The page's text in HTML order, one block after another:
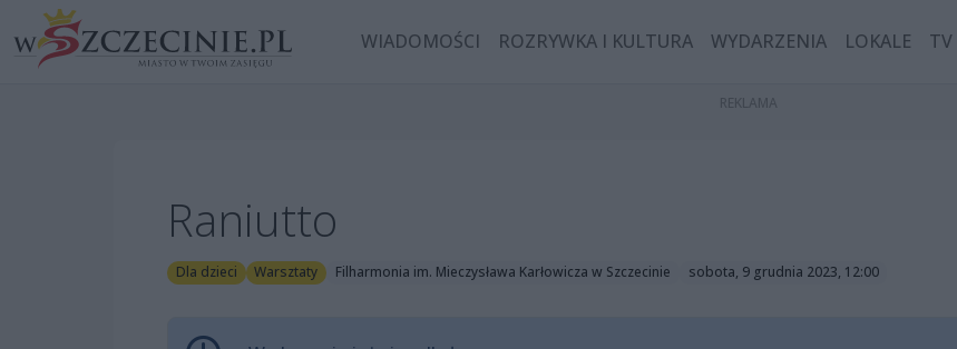
WIADOMOŚCI ROZRYWKA I KULTURA WYDARZENIA LOKALE TV
Raniutto
Dla dzieci Warsztaty Filharmonia im. Mieczysława Karłowicza w Szczecinie sobota, 9 grudnia 2023, 12:00